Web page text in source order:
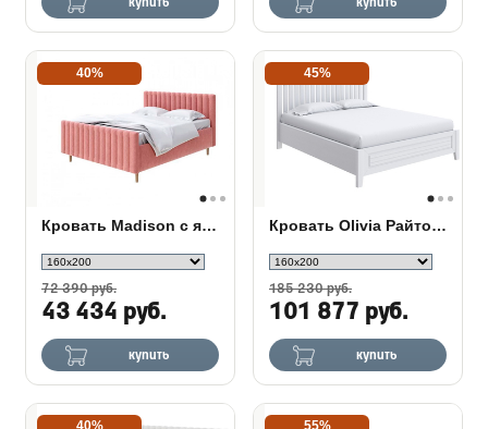
40%
Кровать Madison с ящиком
72 390 руб.
43 434 руб.
купить
45%
Кровать Olivia Райтон с подъемным механизмом
185 230 руб.
101 877 руб.
купить